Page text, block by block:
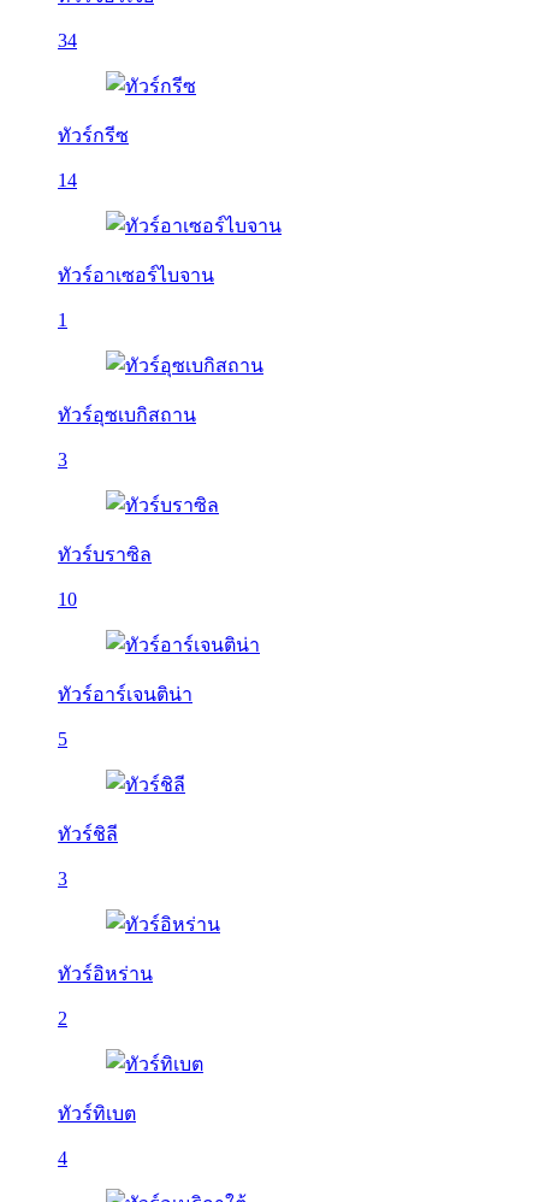
34
ทัวร์กรีซ
14
ทัวร์อาเซอร์ไบจาน
1
ทัวร์อุซเบกิสถาน
3
ทัวร์บราซิล
10
ทัวร์อาร์เจนติน่า
5
ทัวร์ชิลี
3
ทัวร์อิหร่าน
2
ทัวร์ทิเบต
4